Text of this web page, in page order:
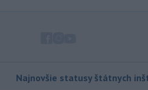
území Slovenska opäť horúco.
okresy na západnom a južnom
Najnovšie statusy štátnych